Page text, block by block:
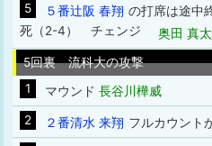
5
５番辻阪 春翔 の打席は途中
死（2-4） チェンジ 奥田 真
5回裏 流科大の攻撃
1
マウンド 長谷川樺威
2
２番清水 来翔 フルカウント